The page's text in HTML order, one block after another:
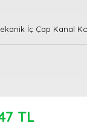
İç Çap Kanal
TL